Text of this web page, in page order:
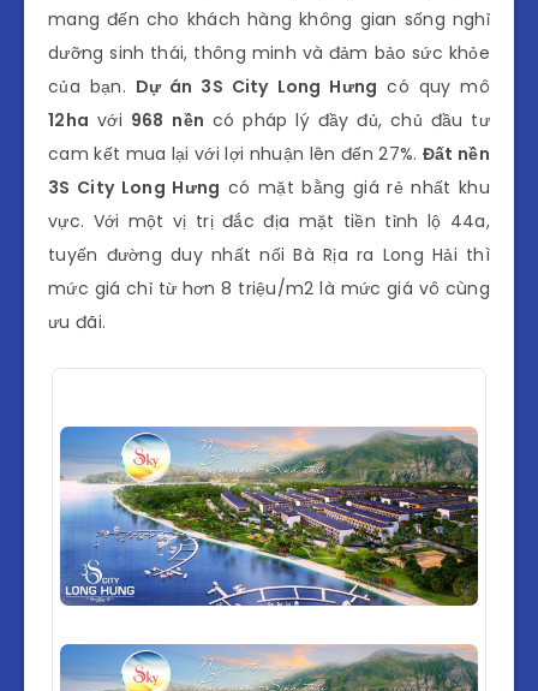
mang đến cho khách hàng không gian sống nghỉ
dưỡng sinh thái, thông minh và đảm bảo sức khỏe
của bạn. Dự án 3S City Long Hưng có quy mô
12ha với 968 nền có pháp lý đầy đủ, chủ đầu tư
cam kết mua lại với lợi nhuận lên đến 27%. Đất nền
3S City Long Hưng có mặt bằng giá rẻ nhất khu
vực. Với một vị trị đắc địa mặt tiền tỉnh lộ 44a,
tuyến đường duy nhất nối Bà Rịa ra Long Hải thì
mức giá chỉ từ hơn 8 triệu/m2 là mức giá vô cùng
ưu đãi.